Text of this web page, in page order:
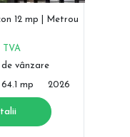
12 mp | Metrou
TVA
vânzare
64.1 mp 2026